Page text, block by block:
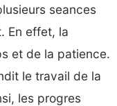
seances
En effet, la
et de la patience.
le travail de la
les progres